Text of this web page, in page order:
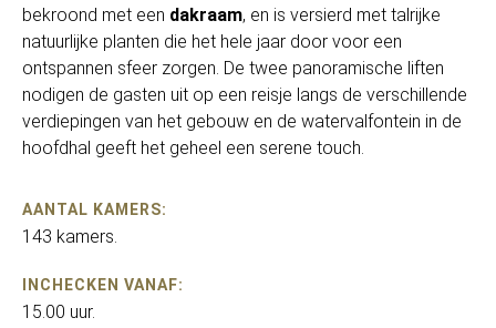
bekroond met een dakraam, en is versierd met talrijke
natuurlijke planten die het hele jaar door voor een
ontspannen sfeer zorgen. De twee panoramische liften
nodigen de gasten uit op een reisje langs de verschillende
verdiepingen van het gebouw en de watervalfontein in de
hoofdhal geeft het geheel een serene touch.
AANTAL KAMERS:
143 kamers.
INCHECKEN VANAF:
15.00 uur.